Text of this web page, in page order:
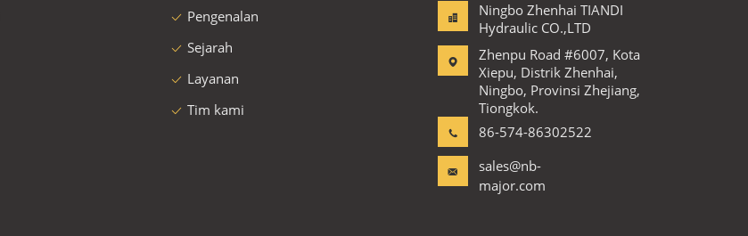
Pengenalan
Sejarah
Layanan
Tim kami
Ningbo Zhenhai TIANDI
Hydraulic CO.,LTD
Zhenpu Road #6007, Kota
Xiepu, Distrik Zhenhai,
Ningbo, Provinsi Zhejiang,
Tiongkok.
86-574-86302522
sales@nb-
major.com